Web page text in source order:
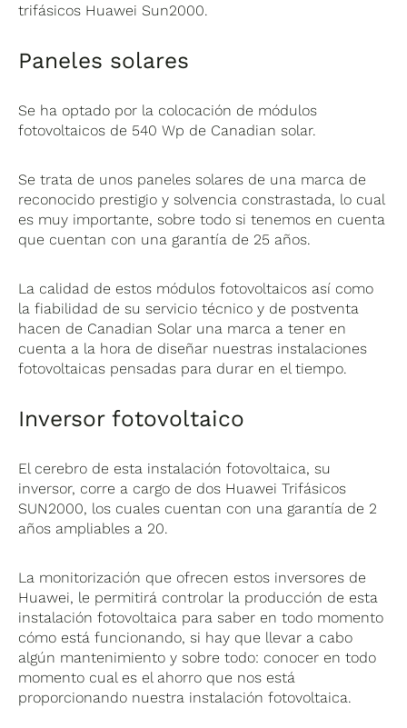
trifásicos Huawei Sun2000.
Paneles solares
Se ha optado por la colocación de módulos
fotovoltaicos de 540 Wp de Canadian solar.
Se trata de unos paneles solares de una marca de
reconocido prestigio y solvencia constrastada, lo cual
es muy importante, sobre todo si tenemos en cuenta
que cuentan con una garantía de 25 años.
La calidad de estos módulos fotovoltaicos así como
la fiabilidad de su servicio técnico y de postventa
hacen de Canadian Solar una marca a tener en
cuenta a la hora de diseñar nuestras instalaciones
fotovoltaicas pensadas para durar en el tiempo.
Inversor fotovoltaico
El cerebro de esta instalación fotovoltaica, su
inversor, corre a cargo de dos Huawei Trifásicos
SUN2000, los cuales cuentan con una garantía de 2
años ampliables a 20.
La monitorización que ofrecen estos inversores de
Huawei, le permitirá controlar la producción de esta
instalación fotovoltaica para saber en todo momento
cómo está funcionando, si hay que llevar a cabo
algún mantenimiento y sobre todo: conocer en todo
momento cual es el ahorro que nos está
proporcionando nuestra instalación fotovoltaica.